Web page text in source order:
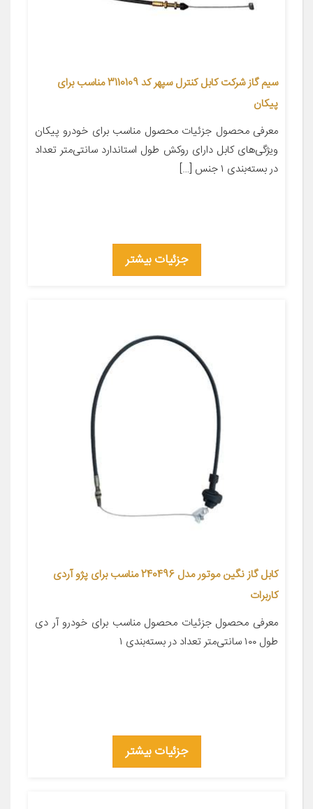
سیم گاز شرکت کابل کنترل سپهر کد 3110109 مناسب برای
پیکان
معرفی محصول جزئیات محصول مناسب برای خودرو پیکان
ویژگی‌های کابل دارای روکش طول استاندارد سانتی‌متر تعداد
در بسته‌بندی ۱ جنس […]
جزئیات بیشتر
کابل گاز نگین موتور مدل 240496 مناسب برای پژو آردی
کاربرات
معرفی محصول جزئیات محصول مناسب برای خودرو آر دی
طول ۱۰۰ سانتی‌متر تعداد در بسته‌بندی ۱
جزئیات بیشتر